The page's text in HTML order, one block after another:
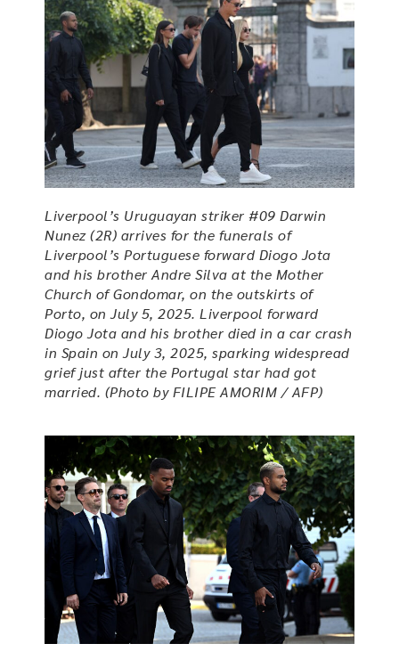
Liverpool’s Uruguayan striker #09 Darwin
Nunez (2R) arrives for the funerals of
Liverpool’s Portuguese forward Diogo Jota
and his brother Andre Silva at the Mother
Church of Gondomar, on the outskirts of
Porto, on July 5, 2025. Liverpool forward
Diogo Jota and his brother died in a car crash
in Spain on July 3, 2025, sparking widespread
grief just after the Portugal star had got
married. (Photo by FILIPE AMORIM / AFP)